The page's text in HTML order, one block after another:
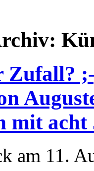
Zufall?
mit acht
am 11.